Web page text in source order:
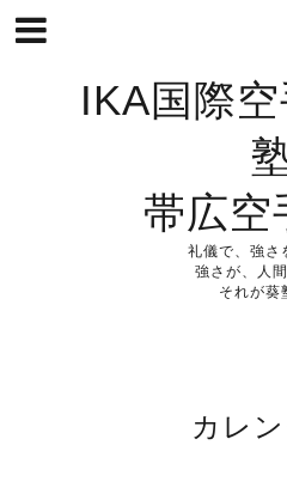
IKA国際
帯広空
礼儀で、強さ
強さが、人
それが葵
カレ